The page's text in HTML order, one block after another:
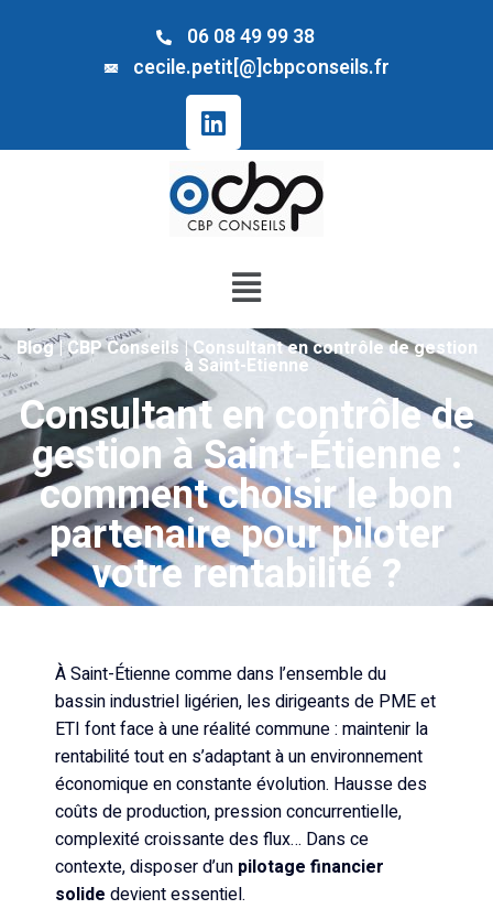
06 08 49 99 38
cecile.petit[@]cbpconseils.fr
Blog | CBP Conseils | Consultant en contrôle de gestion
à Saint-Etienne
Consultant en contrôle de
gestion à Saint-Étienne :
comment choisir le bon
partenaire pour piloter
votre rentabilité ?
À Saint-Étienne comme dans l’ensemble du
bassin industriel ligérien, les dirigeants de PME et
ETI font face à une réalité commune : maintenir la
rentabilité tout en s’adaptant à un environnement
économique en constante évolution. Hausse des
coûts de production, pression concurrentielle,
complexité croissante des flux… Dans ce
contexte, disposer d’un pilotage financier
solide devient essentiel.